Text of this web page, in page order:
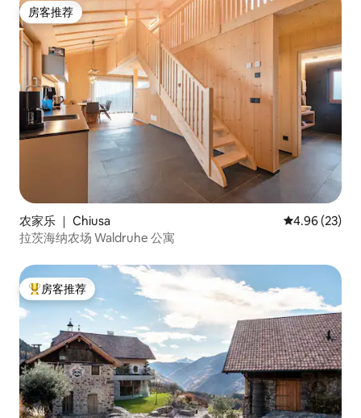
房客推荐
房客推荐
农家乐 ｜ Chiusa 平均评分
4.96 (23)
拉茨海纳农场 Waldruhe 公寓
热门「房客推荐」
房客推荐